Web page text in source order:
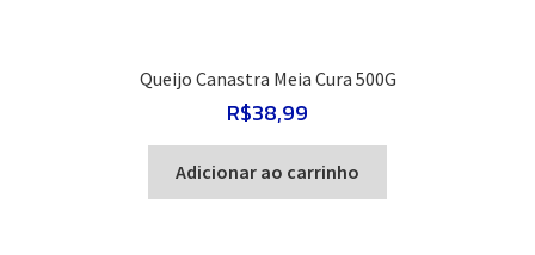
Queijo Canastra Meia Cura 500G
R$38,99
Adicionar ao carrinho